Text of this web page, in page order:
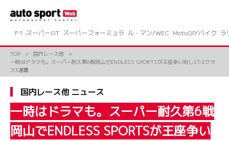
ツ
F1 スーパーGT スーパーフォーミュラ ル・マン/WEC MotoGP/バイク ラ
TOP
国内レース他
一時はドラマも。スーパー耐久第6戦岡山でENDLESS SPORTSが王座争い制しST-Zクラ
ス3連覇
国内レース他 ニュース
一時はドラマも。スーパー耐久第6戦
岡山でENDLESS SPORTSが王座争い